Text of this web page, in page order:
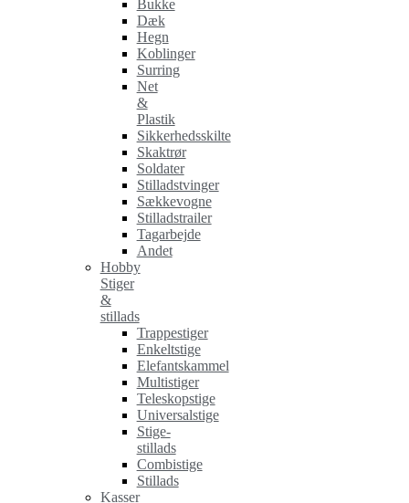
Bukke
Dæk
Hegn
Koblinger
Surring
Net
&
Plastik
Sikkerhedsskilte
Skaktrør
Soldater
Stilladstvinger
Sækkevogne
Stilladstrailer
Tagarbejde
Andet
Hobby
Stiger
&
stillads
Trappestiger
Enkeltstige
Elefantskammel
Multistiger
Teleskopstige
Universalstige
Stige-
stillads
Combistige
Stillads
Kasser